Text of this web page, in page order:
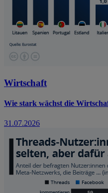
Wirtschaft
Wie stark wächst die
31.07.2026